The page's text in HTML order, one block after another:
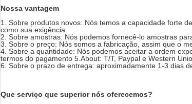
Nossa vantagem
1. Sobre produtos novos: Nós temos a capacidade forte
como sua exigência.
2. Sobre amostras: Nós podemos fornecê-lo amostras
3. Sobre o preço: Nós somos a fabricação, assim que o
4. Sobre a quantidade: Nós podemos aceitar a ordem
termos do pagamento 5.About: T/T, Paypal e Western
6. Sobre o prazo de entrega: aproximadamente 1-3 dias
Que serviço que superior nós oferecemos?